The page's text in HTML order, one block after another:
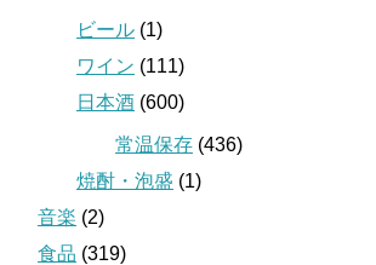
ビール (1)
ワイン (111)
日本酒 (600)
常温保存 (436)
焼酎・泡盛 (1)
音楽 (2)
食品 (319)